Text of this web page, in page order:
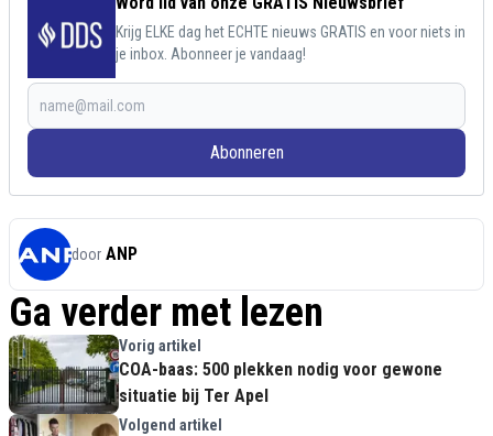
Krijg ELKE dag het ECHTE nieuws GRATIS en voor niets in
je inbox. Abonneer je vandaag!
Abonneren
door ANP
Ga verder met lezen
Vorig artikel
COA-baas: 500 plekken nodig voor gewone
situatie bij Ter Apel
Volgend artikel